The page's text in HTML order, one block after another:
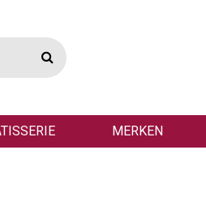
MERKEN